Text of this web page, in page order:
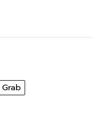
Grab